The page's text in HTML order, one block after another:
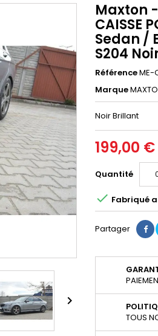

Maxton -
CAISSE
Sedan /
S204
RéférenceME-
Marque
Noir Brillant
199,00 €
Quantité
 Fabriqué
Partager
TOUS